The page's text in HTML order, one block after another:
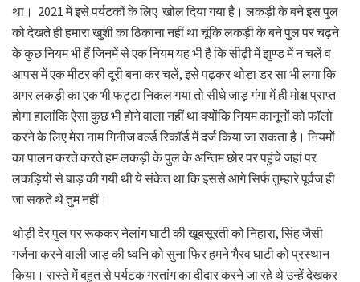
था। 2021 में इसे पर्यटकों के लिए खोल दिया गया है। लकड़ी के बने इस पुल
को देखते ही हमारा खुशी का ठिकाना नहीं था चूंकि लकड़ी के बने पुल पर चढ़ने
के कुछ नियम भी हैं जिनमें से एक नियम यह भी है कि सीढ़ी में झुण्ड में न चलें व
आपस में एक मीटर की दूरी बना कर चलें, इसे पढ़कर थोड़ा डर सा भी लगा कि
अगर लकड़ी का एक भी फट्टा निकल गया तो सीधे जाड़ गंगा में ही मोक्ष प्राप्त
होगा हालांकि ऐसा कुछ भी होने वाला नहीं था क्योंकि नियम कानूनों को फॉलो
करने के लिए मेरा नाम गिनीज वर्ल्ड रिकॉर्ड में दर्ज किया जा सकता है। नियमों
का पालन करते करते हम लकड़ी के पुल के अन्तिम छोर पर पहुंचे जहां पर
लकड़ियों से बाड़ की गयी थी ये संकेत था कि इससे आगे सिर्फ तुम्हारे पूर्वज ही
जा सकते थे तुम नहीं।
थोड़ी देर पुल पर रूककर नेलांग घाटी की खूबसूरती को निहारा, सिंह जैसी
गर्जना करने वाली जाड़ की ध्वनि को सुना फिर हमने भैरव घाटी को प्रस्थान
किया। रास्ते में बहुत से पर्यटक गरतांग का दीदार करने जा रहे थे उन्हें देखकर